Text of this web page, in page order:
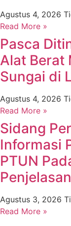
Agustus 4, 2026
Read More »
Pasca
Alat Berat
Sungai di
Agustus 4, 2026
Read More »
Sidang
Informasi
PTUN
Agustus 3, 2026
Read More »